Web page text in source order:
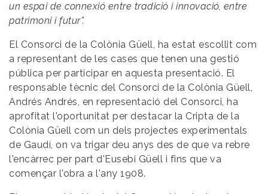
un espai de connexió entre tradició i innovació, entre
patrimoni i futur”.
El Consorci de la Colònia Güell, ha estat escollit com
a representant de les cases que tenen una gestió
pública per participar en aquesta presentació. El
responsable tècnic del Consorci de la Colònia Güell,
Andrés Andrés, en representació del Consorci, ha
aprofitat l'oportunitat per destacar la Cripta de la
Colònia Güell com un dels projectes experimentals
de Gaudí, on va trigar deu anys des de que va rebre
l'encàrrec per part d'Eusebi Güell i fins que va
començar l'obra a l'any 1908.